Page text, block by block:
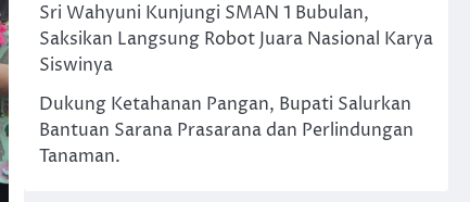
Sri Wahyuni Kunjungi SMAN 1 Bubulan,
Saksikan Langsung Robot Juara Nasional Karya
Siswinya
Dukung Ketahanan Pangan, Bupati Salurkan
Bantuan Sarana Prasarana dan Perlindungan
Tanaman.